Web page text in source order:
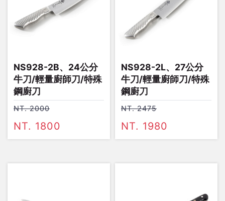
NS928-2B、24公分
牛刀/輕量廚師刀/特殊
鋼廚刀
NT. 2000
NT. 1800
NS928-2L、27公分
牛刀/輕量廚師刀/特殊
鋼廚刀
NT. 2475
NT. 1980